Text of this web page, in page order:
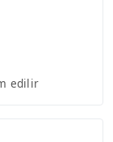
edilir